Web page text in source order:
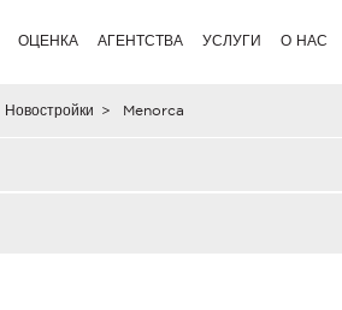
ОЦЕНКА АГЕНТСТВА УСЛУГИ О НАС
Новостройки > Menorca